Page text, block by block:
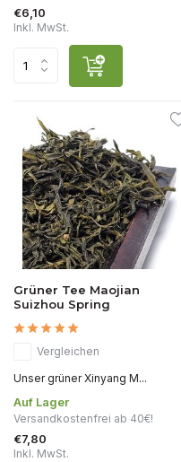
€6,10
Inkl. MwSt.
Grüner Tee Maojian
Suizhou Spring
Vergleichen
Unser grüner Xinyang M...
Auf Lager
Versandkostenfrei ab 40€!
€7,80
Inkl. MwSt.